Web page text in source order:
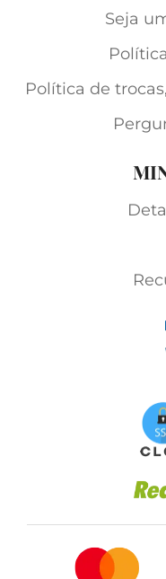
Seja
Política de